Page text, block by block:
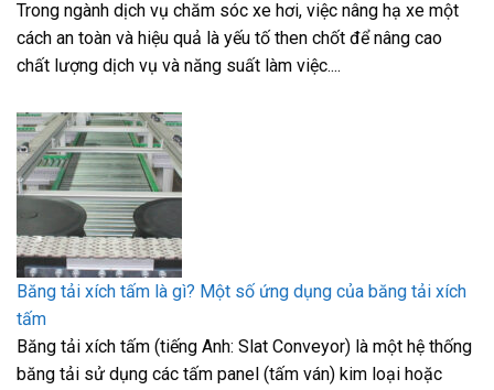
Trong ngành dịch vụ chăm sóc xe hơi, việc nâng hạ xe một
cách an toàn và hiệu quả là yếu tố then chốt để nâng cao
chất lượng dịch vụ và năng suất làm việc....
Băng tải xích tấm là gì? Một số ứng dụng của băng tải xích
tấm
Băng tải xích tấm (tiếng Anh: Slat Conveyor) là một hệ thống
băng tải sử dụng các tấm panel (tấm ván) kim loại hoặc